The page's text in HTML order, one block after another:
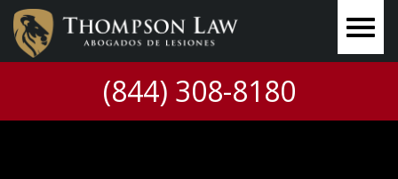
(844) 308-8180